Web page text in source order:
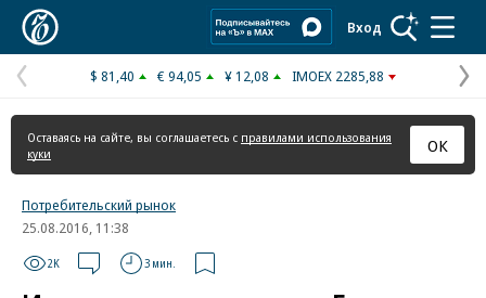
Вход
Предыдущая
страница
$ 81,40 € 94,05 ¥ 12,08 IMOEX 2285,88
Оставаясь на сайте, вы соглашаетесь с правилами использования
куки
ОК
Потребительский рынок
25.08.2016, 11:38
2K 3 мин.